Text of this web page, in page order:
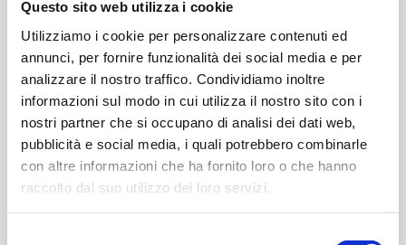
Questo sito web utilizza i cookie
Utilizziamo i cookie per personalizzare contenuti ed
annunci, per fornire funzionalità dei social media e per
analizzare il nostro traffico. Condividiamo inoltre
informazioni sul modo in cui utilizza il nostro sito con i
nostri partner che si occupano di analisi dei dati web,
pubblicità e social media, i quali potrebbero combinarle
con altre informazioni che ha fornito loro o che hanno
raccolto dal suo utilizzo dei loro servizi.
Cod.: ETR854
Please select the address you want to ship to
ACQUISTA